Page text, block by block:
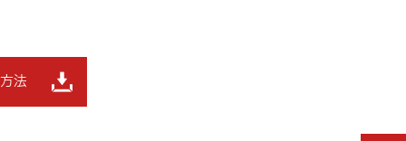
法